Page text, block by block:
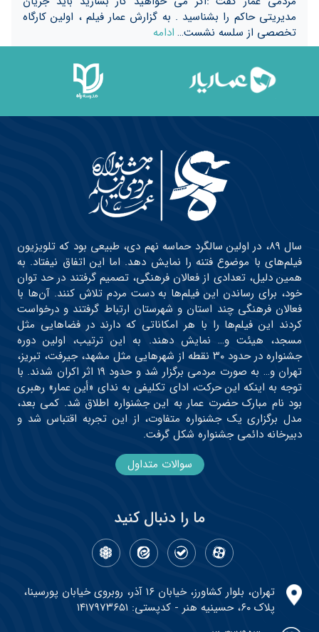
مدیریتی حاکم را بشناسید . به گزارش عمار فیلم ، اولین کارگاه
تخصصی از سلسه نشست… ادامه
سال ۸۹، در اولین سالگرد حماسه نهم دی، طبیعی بود که تلویزیون
فیلم‌های با موضوع فتنه را نمایش دهد. اما این اتفاق نیفتاد. به
همین دلیل، تعدادی از فعالان فرهنگی، تصمیم گرفتند در حد توان
خود، برای رساندن این فیلم‌ها به دست مردم تلاش کنند. آن‌ها با
فعالان فرهنگی چند استان و شهرستان ارتباط گرفتند و درخواست
کردند این فیلم‌ها را با هر امکاناتی که دارند در فضاهایی مثل
مسجد، هیئت و… نمایش دهند. به این ترتیب، اولین دوره
جشنواره در حدود ۳۰ نقطه از شهرهایی مثل مشهد، جیرفت، تبریز،
تهران و… به صورت مردمی برگزار شد و حدود ۱۹ اثر اکران شدند. با
توجه به اینکه این حرکت، ادای تکلیفی به ندای «أین عمار» رهبری
بود نام مبارک حضرت عمار به این جشنواره اطلاق شد. کمی بعد،
مدل برگزاری یک جشنواره متفاوت، از این تجربه اقتباس شد و
دبیرخانه دائمی جشنواره شکل گرفت.
سوالات متداول
ما را دنبال کنید
تهران، بلوار کشاورز، خیابان ۱۶ آذر، روبروی خیابان پورسینا،
پلاک ۶۰، حسینیه هنر - کدپستی: ۱۴۱۷۹۷۳۶۵۱